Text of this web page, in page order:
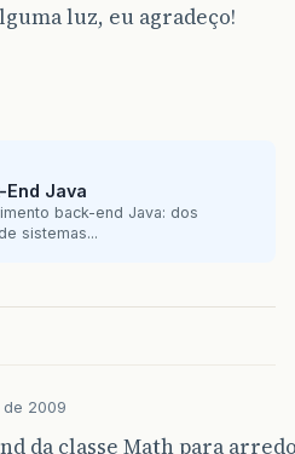
luz, eu agradeço!
End Java
back-end Java: dos
sistemas...
de 2009
da classe Math para